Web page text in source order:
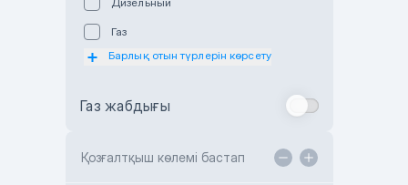
Subaru Motor Almaty
Toyota Astana
TANK Motors Karaganda
Газ
Барлық отын түрлерін көрсету
Газ жабдығы
Қозғалтқыш көлемі бастап